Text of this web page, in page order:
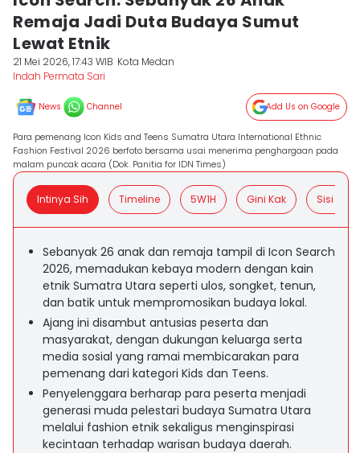
Remaja Jadi Duta Budaya Sumut
Lewat Etnik
21 Mei 2026, 17:43 WIB Kota Medan
Indah Permata Sari
News Channel Add Us on Google
Para pemenang Icon Kids and Teens Sumatra Utara International Ethnic
Fashion Festival 2026 berfoto bersama usai menerima penghargaan pada
malam puncak acara (Dok. Panitia for IDN Times)
Intinya Sih Timeline 5W1H Gini Kak Sisi
Sebanyak 26 anak dan remaja tampil di Icon Search
2026, memadukan kebaya modern dengan kain
etnik Sumatra Utara seperti ulos, songket, tenun,
dan batik untuk mempromosikan budaya lokal.
Ajang ini disambut antusias peserta dan
masyarakat, dengan dukungan keluarga serta
media sosial yang ramai membicarakan para
pemenang dari kategori Kids dan Teens.
Penyelenggara berharap para peserta menjadi
generasi muda pelestari budaya Sumatra Utara
melalui fashion etnik sekaligus menginspirasi
kecintaan terhadap warisan budaya daerah.